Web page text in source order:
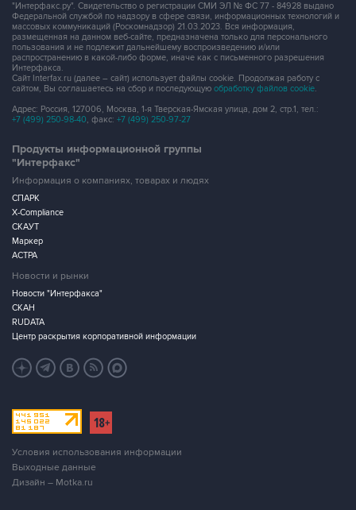
"Интерфакс.ру". Свидетельство о регистрации СМИ ЭЛ № ФС 77 - 84928 выдано
Федеральной службой по надзору в сфере связи, информационных технологий и
массовых коммуникаций (Роскомнадзор) 21.03.2023. Вся информация,
размещенная на данном веб-сайте, предназначена только для персонального
пользования и не подлежит дальнейшему воспроизведению и/или
распространению в какой-либо форме, иначе как с письменного разрешения
Интерфакса.
Сайт Interfax.ru (далее – сайт) использует файлы cookie. Продолжая работу с
сайтом, Вы соглашаетесь на сбор и последующую обработку файлов cookie.
Адрес: Россия, 127006, Москва, 1-я Тверская-Ямская улица, дом 2, стр.1, тел.:
+7 (499) 250-98-40, факс: +7 (499) 250-97-27
Продукты информационной группы
"Интерфакс"
Информация о компаниях, товарах и людях
СПАРК
X-Compliance
СКАУТ
Маркер
АСТРА
Новости и рынки
Новости "Интерфакса"
СКАН
RUDATA
Центр раскрытия корпоративной информации
Условия использования информации
Выходные данные
Дизайн – Motka.ru